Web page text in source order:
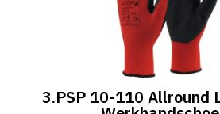
3.PSP 10-110 Allround